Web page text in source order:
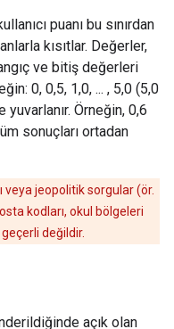
puanı bu sınırdan
kısıtlar. Değerler,
ve bitiş değerleri
0, 0,5, 1,0, ... , 5,0 (5,0
Örneğin, 0,6
sonuçları ortadan
veya jeopolitik sorgular (ör.
kodları, okul bölgeleri
değildir.
açık olan